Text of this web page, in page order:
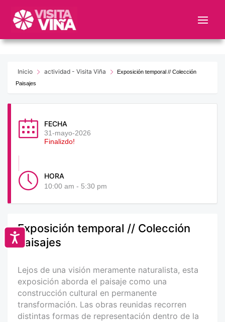
este
web
sistema
Accesibilidad
Inicio actividad - Visita Viña
Exposición temporal // Colección
Paisajes
FECHA
31-mayo-2026
Finalizdo!
HORA
10:00 am - 5:30 pm
Exposición temporal // Colección
Paisajes
Lejos de una visión meramente naturalista, esta
exposición aborda el paisaje como una
construcción cultural en permanente
transformación. Las obras reunidas recorren
distintas formas de representación dentro de la